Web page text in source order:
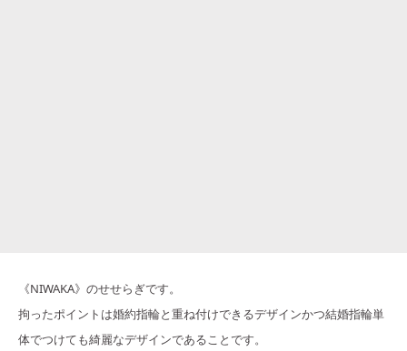
《NIWAKA》のせせらぎです。
拘ったポイントは婚約指輪と重ね付けできるデザインかつ結婚指輪単
体でつけても綺麗なデザインであることです。